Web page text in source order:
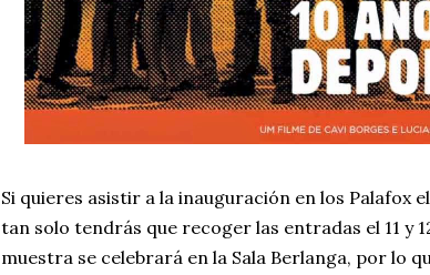
Si quieres asistir a la inauguración en los Palafox
tan solo tendrás que recoger las entradas el 11 y
muestra se celebrará en la Sala Berlanga, por lo